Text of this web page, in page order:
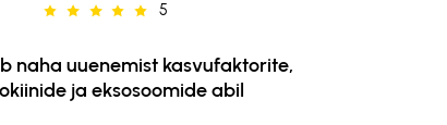
5
naha uuenemist kasvufaktorite,
ja eksosoomide abil